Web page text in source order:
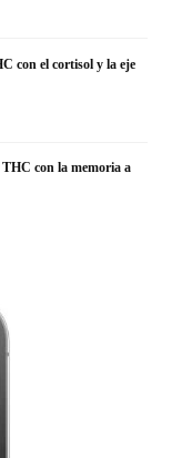
con el cortisol y la eje
con la memoria a